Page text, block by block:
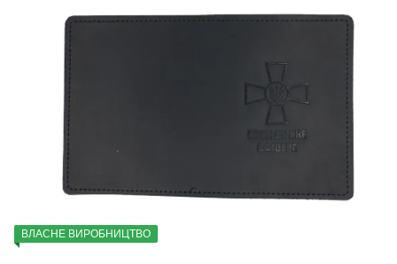
ВЛАСНЕ ВИРОБНИЦТВО